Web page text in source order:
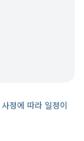
정에 따라 일정이